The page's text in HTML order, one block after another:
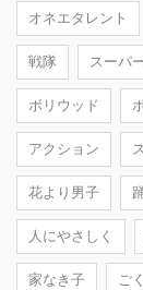
オネエタレント
戦隊 スーパ
ボリウッド
アクション
花より男子
人にやさしく
家なき子 ご